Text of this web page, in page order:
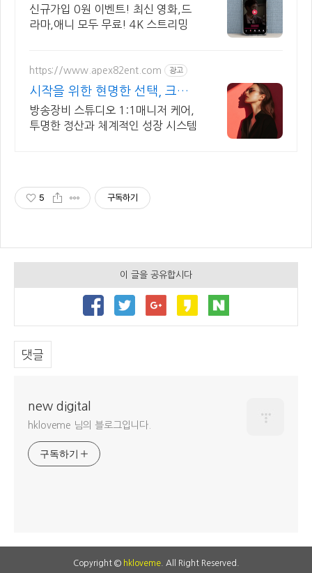
보기!
신규가입 0원 이벤트! 최신 영화,드
라마,애니 모두 무료! 4K 스트리밍
https://www.apex82ent.com 광고
시작을 위한 현명한 선택, 크리
에이터, BJ 상시 모집
방송장비 스튜디오 1:1매니저 케어,
투명한 정산과 체계적인 성장 시스템
5 구독하기
이 글을 공유합시다
댓글
new digital
hkloveme 님의 블로그입니다.
구독하기
Copyright © hkloveme. All Right Reserved.